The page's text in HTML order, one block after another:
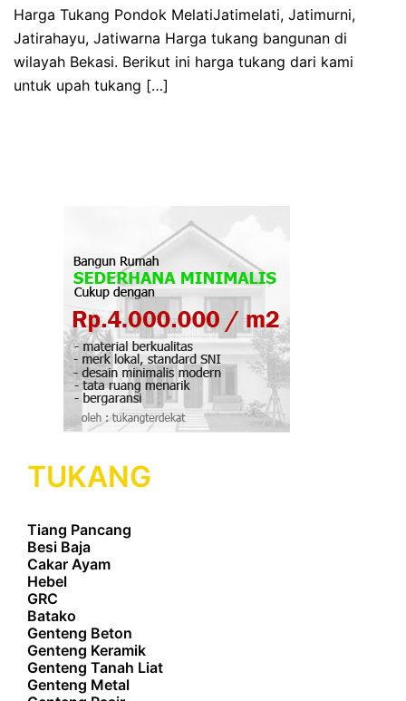
Harga Tukang Pondok MelatiJatimelati, Jatimurni,
Jatirahayu, Jatiwarna Harga tukang bangunan di
wilayah Bekasi. Berikut ini harga tukang dari kami
untuk upah tukang […]
TUKANG
Tiang Pancang
Besi Baja
Cakar Ayam
Hebel
GRC
Batako
Genteng Beton
Genteng Keramik
Genteng Tanah Liat
Genteng Metal